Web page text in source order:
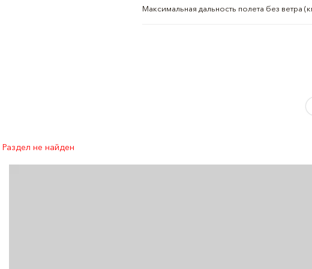
Максимальная дальность полета без ветра
Раздел не найден